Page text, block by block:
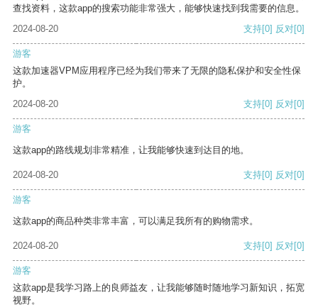
查找资料，这款app的搜索功能非常强大，能够快速找到我需要的信息。
2024-08-20
支持[0] 反对[0]
游客
这款加速器VPM应用程序已经为我们带来了无限的隐私保护和安全性保
护。
2024-08-20
支持[0] 反对[0]
游客
这款app的路线规划非常精准，让我能够快速到达目的地。
2024-08-20 支持[0] 反对[0]
游客
这款app的商品种类非常丰富，可以满足我所有的购物需求。
2024-08-20 支持[0] 反对[0]
游客
这款app是我学习路上的良师益友，让我能够随时随地学习新知识，拓宽
视野。